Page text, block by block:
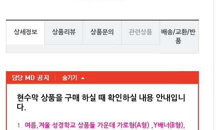
상세정보 상품리뷰 상품문의 관련상품
배송/교환/반
품
현수막 상품을 구매 하실 때 확인하실 내용 안내입니
다
1. 여름,겨울 성경학교 상품들 가운데 가로형(A형) ,Y배너(B형),